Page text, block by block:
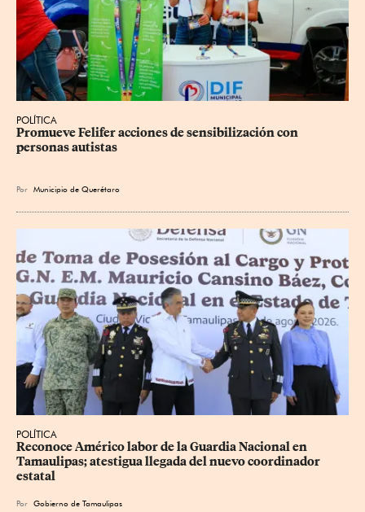
POLÍTICA
Promueve Felifer acciones de sensibilización con
personas autistas
Por Municipio de Querétaro
POLÍTICA
Reconoce Américo labor de la Guardia Nacional en
Tamaulipas; atestigua llegada del nuevo coordinador
estatal
Por Gobierno de Tamaulipas